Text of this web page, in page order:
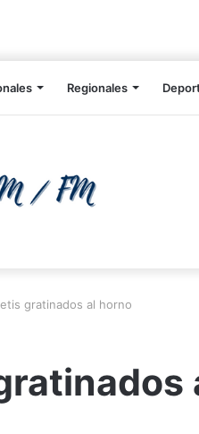
Regionales
gratinados al horno